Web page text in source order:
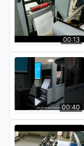
00:13
00:40